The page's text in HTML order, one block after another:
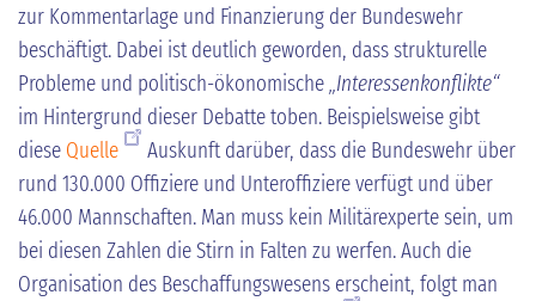
zur Kommentarlage und Finanzierung der Bundeswehr
beschäftigt. Dabei ist deutlich geworden, dass strukturelle
Probleme und politisch-ökonomische„Interessenkonflikte“
im Hintergrund dieser Debatte toben. Beispielsweise gibt
diese Quelle
Auskunft darüber, dass die Bundeswehr über
rund 130.000 Offiziere und Unteroffiziere verfügt und über
46.000 Mannschaften. Man muss kein Militärexperte sein, um
bei diesen Zahlen die Stirn in Falten zu werfen. Auch die
Organisation des Beschaffungswesens erscheint, folgt man